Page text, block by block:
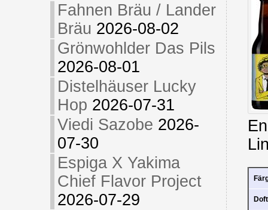
Fahnen Bräu / Lander
Bräu 2026-08-02
Grönwohlder Das Pils
2026-08-01
Distelhäuser Lucky
Hop 2026-07-31
Viedi Sazobe 2026-
07-30
Espiga X Yakima
Chief Flavor Project
2026-07-29
Doft